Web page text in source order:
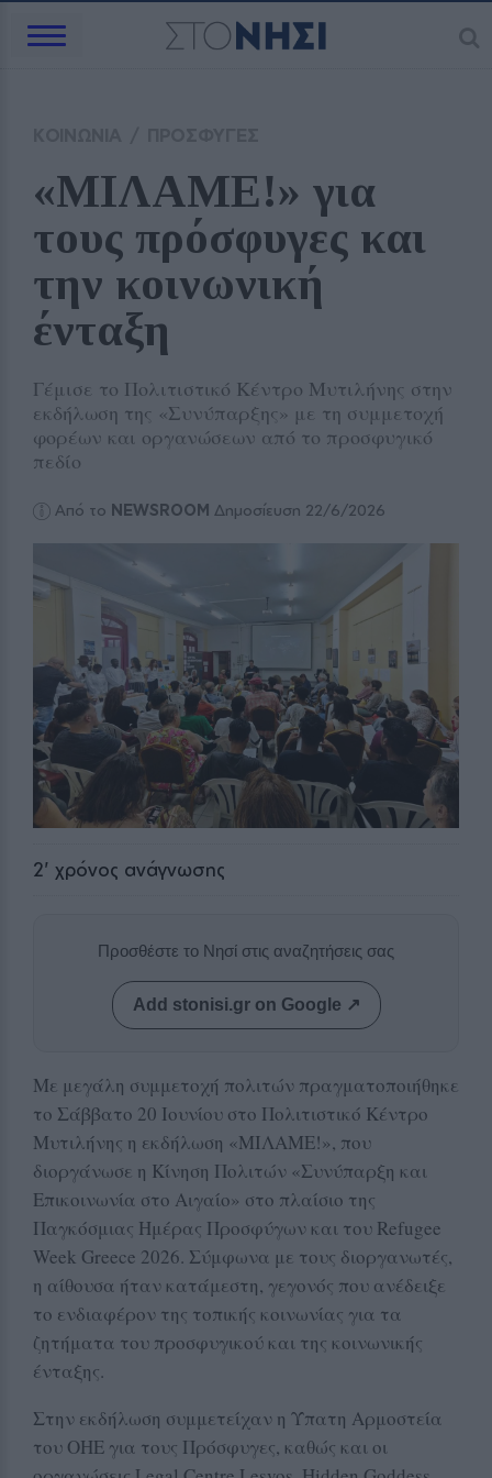
«ΜΙΛΑΜΕ!» για
τους πρόσφυγες και
την κοινωνική
ένταξη
Γέμισε το Πολιτιστικό Κέντρο Μυτιλήνης στην
εκδήλωση της «Συνύπαρξης» με τη συμμετοχή
φορέων και οργανώσεων από το προσφυγικό
πεδίο
Από το NEWSROOM Δημοσίευση 22/6/2026
2' χρόνος ανάγνωσης
Προσθέστε το Νησί στις αναζητήσεις σας
Add stonisi.gr on Google ↗
Με μεγάλη συμμετοχή πολιτών πραγματοποιήθηκε
το Σάββατο 20 Ιουνίου στο Πολιτιστικό Κέντρο
Μυτιλήνης η εκδήλωση «ΜΙΛΑΜΕ!», που
διοργάνωσε η Κίνηση Πολιτών «Συνύπαρξη και
Επικοινωνία στο Αιγαίο» στο πλαίσιο της
Παγκόσμιας Ημέρας Προσφύγων και του Refugee
Week Greece 2026. Σύμφωνα με τους διοργανωτές,
η αίθουσα ήταν κατάμεστη, γεγονός που ανέδειξε
το ενδιαφέρον της τοπικής κοινωνίας για τα
ζητήματα του προσφυγικού και της κοινωνικής
ένταξης.
Στην εκδήλωση συμμετείχαν η Ύπατη Αρμοστεία
του ΟΗΕ για τους Πρόσφυγες, καθώς και οι